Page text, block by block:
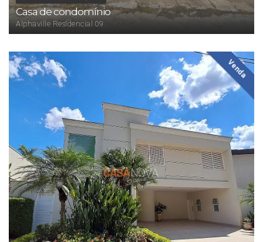
Casa de condomínio
Alphaville Residencial 09
Venda